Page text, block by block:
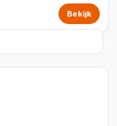
Bekijk